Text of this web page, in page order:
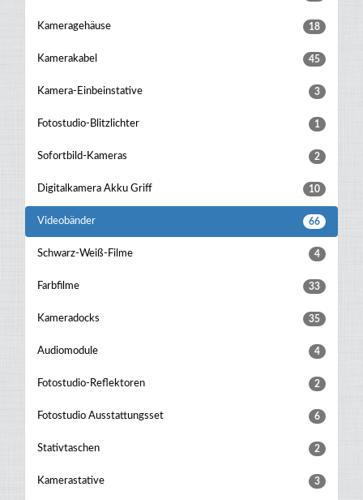
Kameragehäuse 18
Kamerakabel 45
Kamera-Einbeinstative 3
Fotostudio-Blitzlichter 1
Sofortbild-Kameras 2
Digitalkamera Akku Griff 10
Videobänder 66
Schwarz-Weiß-Filme 4
Farbfilme 33
Kameradocks 35
Audiomodule 4
Fotostudio-Reflektoren 2
Fotostudio Ausstattungsset 6
Stativtaschen 2
Kamerastative 3